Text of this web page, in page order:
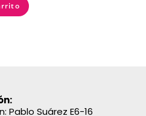
Pablo Suárez E6-16